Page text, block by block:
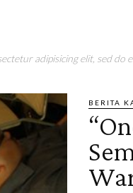
adipisicing elit, sed
BERITA